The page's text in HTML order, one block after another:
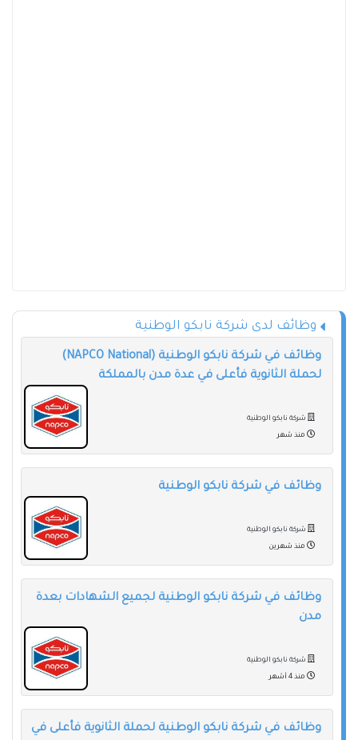
وظائف لدى شركة نابكو الوطنية
وظائف في شركة نابكو الوطنية (NAPCO National)
لحملة الثانوية فأعلى في عدة مدن بالمملكة
شركة نابكو الوطنية
منذ شهر
وظائف في شركة نابكو الوطنية
شركة نابكو الوطنية
منذ شهرين
وظائف في شركة نابكو الوطنية لجميع الشهادات بعدة
مدن
شركة نابكو الوطنية
منذ 4 أشهر
وظائف في شركة نابكو الوطنية لحملة الثانوية فأعلى في